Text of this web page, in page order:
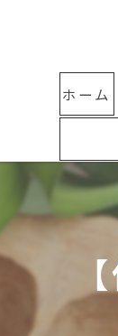
ホーム
【伊